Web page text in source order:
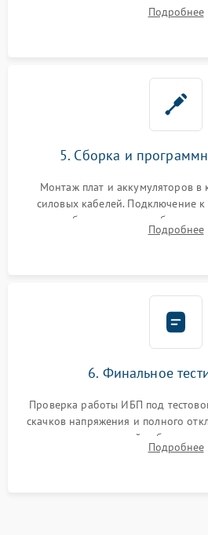
Восстановление поврежденных
Подробнее
5. Сборка и
Монтаж плат и аккумуляторов в
силовых кабелей. Подключение
калибровки констант батареи,
срабатывания AVR и сброса
Подробнее
6. Финальное
Проверка работы ИБП под
скачков напряжения и полного
времени автономной работы,
корректности формыПодробнее